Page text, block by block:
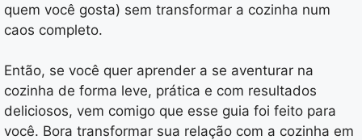
quem você gosta) sem transformar a cozinha num
caos completo.
Então, se você quer aprender a se aventurar na
cozinha de forma leve, prática e com resultados
deliciosos, vem comigo que esse guia foi feito para
você. Bora transformar sua relação com a cozinha em